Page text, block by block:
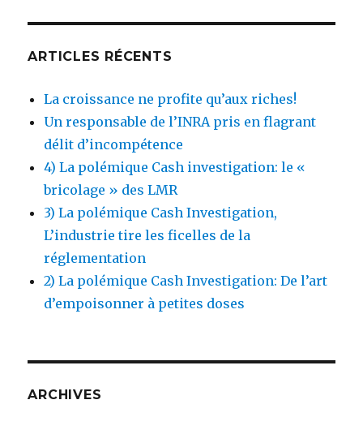
ARTICLES RÉCENTS
La croissance ne profite qu’aux riches!
Un responsable de l’INRA pris en flagrant
délit d’incompétence
4) La polémique Cash investigation: le «
bricolage » des LMR
3) La polémique Cash Investigation,
L’industrie tire les ficelles de la
réglementation
2) La polémique Cash Investigation: De l’art
d’empoisonner à petites doses
ARCHIVES